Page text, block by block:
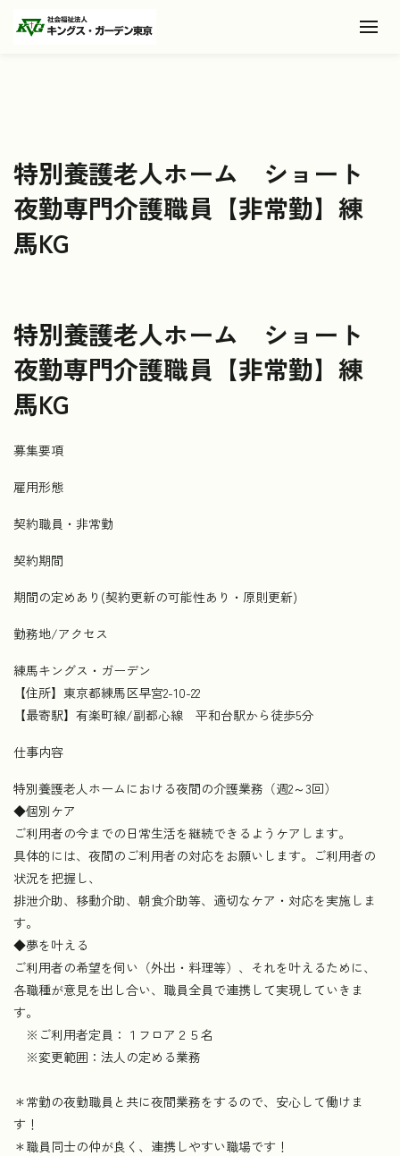
特別養護老人ホーム ショート
夜勤専門介護職員【非常勤】練
馬KG
特別養護老人ホーム ショート
夜勤専門介護職員【非常勤】練
馬KG
募集要項
雇用形態
契約職員・非常勤
契約期間
期間の定めあり(契約更新の可能性あり・原則更新)
勤務地/アクセス
練馬キングス・ガーデン
【住所】東京都練馬区早宮2-10-22
【最寄駅】有楽町線/副都心線 平和台駅から徒歩5分
仕事内容
特別養護老人ホームにおける夜間の介護業務（週2～3回）
◆個別ケア
ご利用者の今までの日常生活を継続できるようケアします。
具体的には、夜間のご利用者の対応をお願いします。ご利用者の
状況を把握し、
排泄介助、移動介助、朝食介助等、適切なケア・対応を実施しま
す。
◆夢を叶える
ご利用者の希望を伺い（外出・料理等）、それを叶えるために、
各職種が意見を出し合い、職員全員で連携して実現していきま
す。
※ご利用者定員：１フロア２５名
※変更範囲：法人の定める業務
＊常勤の夜勤職員と共に夜間業務をするので、安心して働けま
す！
＊職員同士の仲が良く、連携しやすい職場です！